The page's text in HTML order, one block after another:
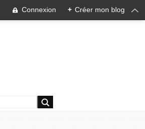
Connexion + Créer mon blog